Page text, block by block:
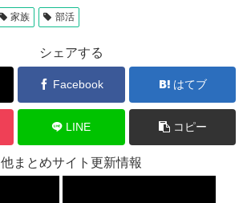
家族 部活
シェアする
Facebook はてブ
LINE コピー
他まとめサイト更新情報